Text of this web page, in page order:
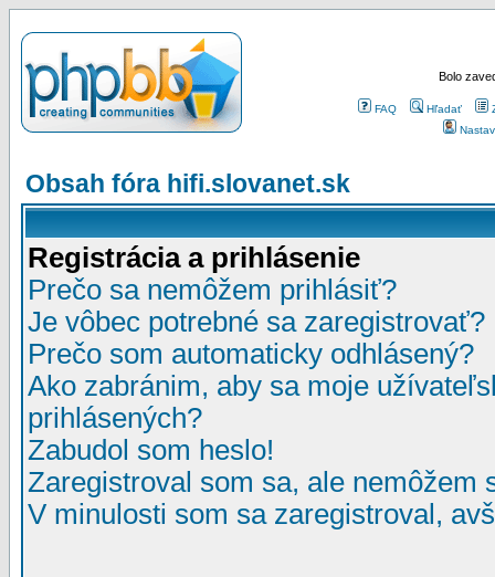
Bolo
FAQ Hľadať
Obsah fóra hifi.slovanet.sk
Registrácia a prihlásenie
Prečo sa nemôžem prihlásiť?
Je vôbec potrebné sa zaregistrovať?
Prečo som automaticky odhlásený?
Ako zabránim, aby sa moje
prihlásených?
Zabudol som heslo!
Zaregistroval som sa, ale nemôžem
V minulosti som sa zaregistroval,